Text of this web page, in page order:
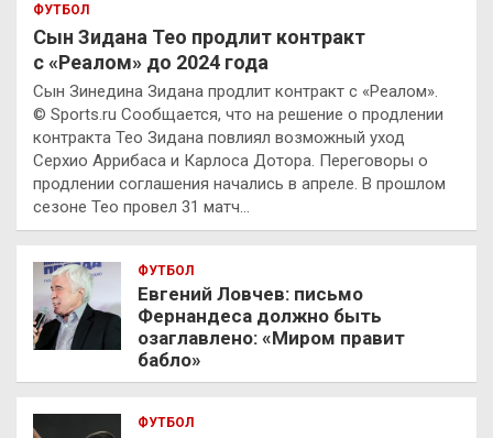
ФУТБОЛ
Сын Зидана Тео продлит контракт
с «Реалом» до 2024 года
Сын Зинедина Зидана продлит контракт с «Реалом».
© Sports.ru Сообщается, что на решение о продлении
контракта Тео Зидана повлиял возможный уход
Серхио Аррибаса и Карлоса Дотора. Переговоры о
продлении соглашения начались в апреле. В прошлом
сезоне Тео провел 31 матч…
ФУТБОЛ
Евгений Ловчев: письмо
Фернандеса должно быть
озаглавлено: «Миром правит
бабло»
ФУТБОЛ